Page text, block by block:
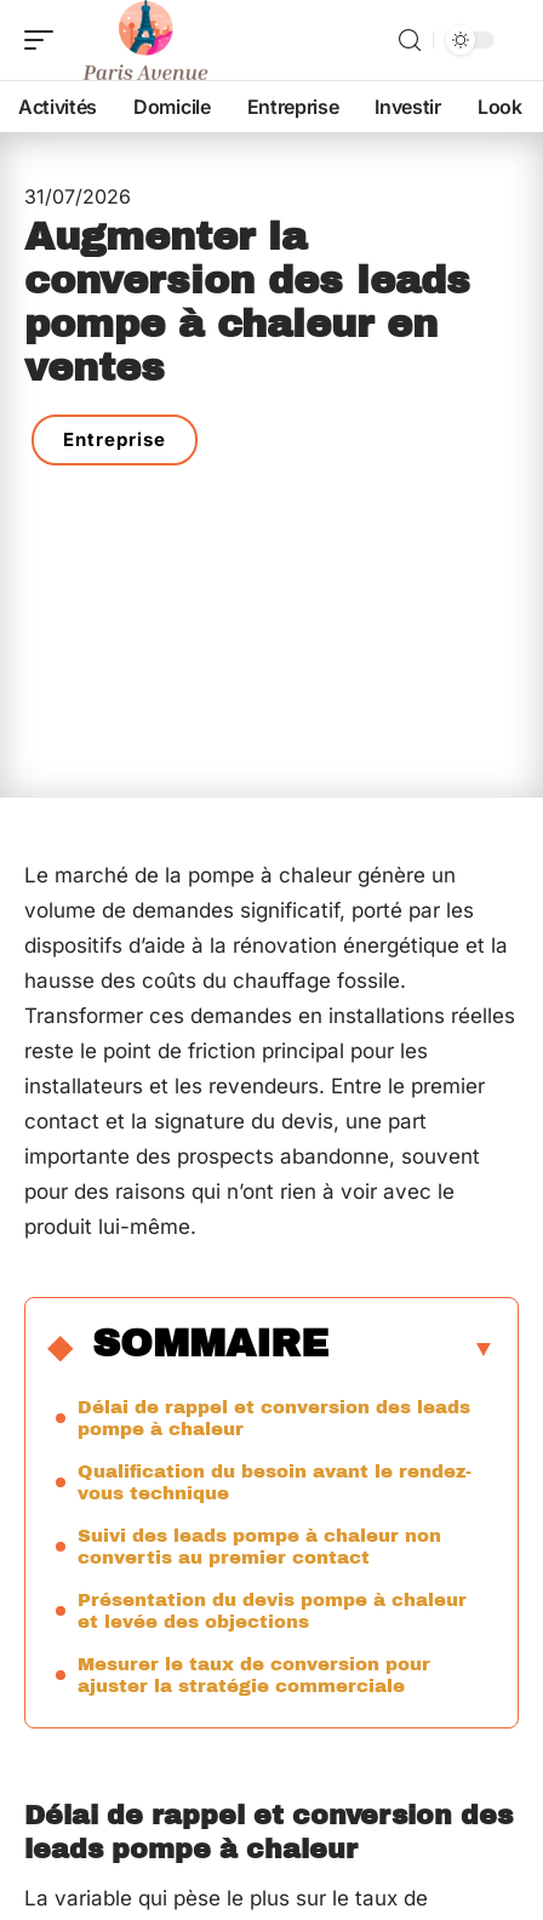
Activités Domicile Entreprise Investir Look
31/07/2026
Augmenter la
conversion des leads
pompe à chaleur en
ventes
Entreprise
Le marché de la pompe à chaleur génère un
volume de demandes significatif, porté par les
dispositifs d’aide à la rénovation énergétique et la
hausse des coûts du chauffage fossile.
Transformer ces demandes en installations réelles
reste le point de friction principal pour les
installateurs et les revendeurs. Entre le premier
contact et la signature du devis, une part
importante des prospects abandonne, souvent
pour des raisons qui n’ont rien à voir avec le
produit lui-même.
SOMMAIRE
Délai de rappel et conversion des leads
pompe à chaleur
Qualification du besoin avant le rendez-
vous technique
Suivi des leads pompe à chaleur non
convertis au premier contact
Présentation du devis pompe à chaleur
et levée des objections
Mesurer le taux de conversion pour
ajuster la stratégie commerciale
Délai de rappel et conversion des
leads pompe à chaleur
La variable qui pèse le plus sur le taux de